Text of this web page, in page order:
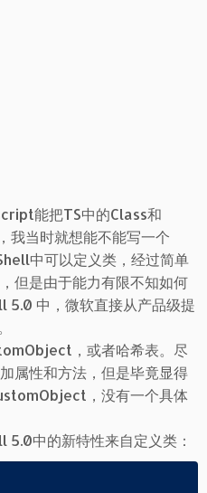
能把TS中的Class和
当时就想能不能写一个
中可以定义类，经过简单
但是由于能力有限不知如何
5.0 中，微软直接从产品级提
，或者哈希表。尽
属性和方法，但是毕竟显得
，没有一个具体
中的新特性来自定义类：